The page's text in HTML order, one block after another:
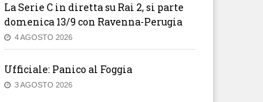
La Serie C in diretta su Rai 2, si parte
domenica 13/9 con Ravenna-Perugia
4 AGOSTO 2026
Ufficiale: Panico al Foggia
3 AGOSTO 2026